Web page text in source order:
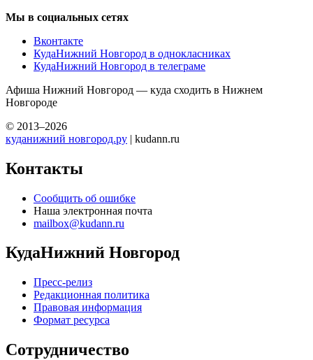
Мы в социальных сетях
Вконтакте
КудаНижний Новгород в однокласниках
КудаНижний Новгород в телеграме
Афиша Нижний Новгород — куда сходить в Нижнем
Новгороде
© 2013–2026
куданижний новгород.ру | kudann.ru
Контакты
Сообщить об ошибке
Наша электронная почта
mailbox@kudann.ru
КудаНижний Новгород
Пресс-релиз
Редакционная политика
Правовая информация
Формат ресурса
Сотрудничество